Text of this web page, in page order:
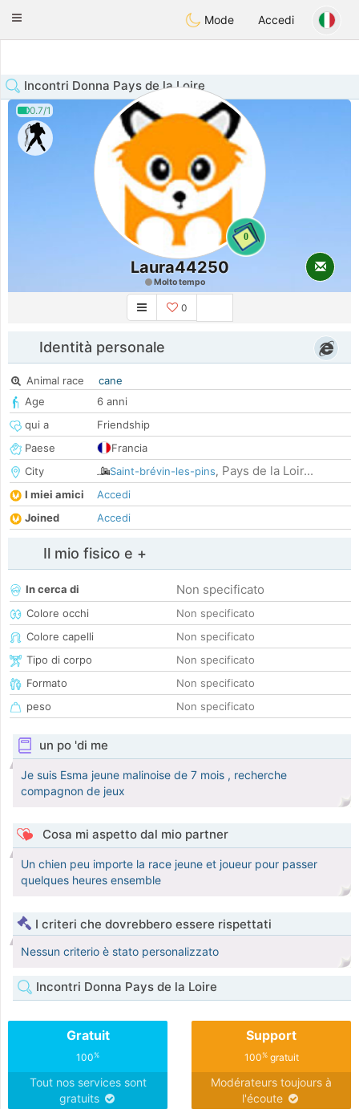
Animour
Toggle
Mode Accedi
Incontri Donna Pays de la Loire
0.7/1
0
Laura44250
Molto tempo
0
Identità personale
Animal race
cane
Age
6 anni
qui a
Friendship
Paese
Francia
City
Saint-brévin-les-pins, Pays de la Loir...
I miei amici
Accedi
Joined
Accedi
Il mio fisico e +
In cerca di Non specificato
Colore occhi
Non specificato
Colore capelli
Non specificato
Tipo di corpo
Non specificato
Formato
Non specificato
peso
Non specificato
un po 'di me
Je suis Esma jeune malinoise de 7 mois , recherche
compagnon de jeux
Cosa mi aspetto dal mio partner
Un chien peu importe la race jeune et joueur pour passer
quelques heures ensemble
I criteri che dovrebbero essere rispettati
Nessun criterio è stato personalizzato
Incontri Donna Pays de la Loire
Gratuit
100%
Tout nos services sont
gratuits
Support
100%gratuit
Modérateurs toujours à
l'écoute